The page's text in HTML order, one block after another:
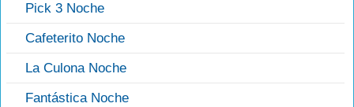
Pick 3 Noche
Cafeterito Noche
La Culona Noche
Fantástica Noche